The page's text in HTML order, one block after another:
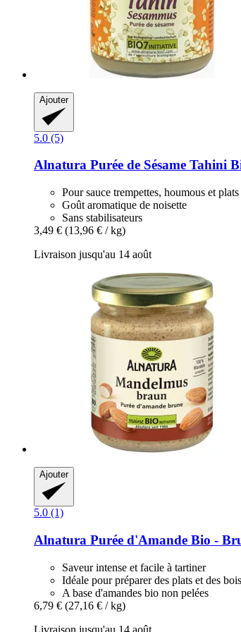
Ajouter
5.0 (5)
Alnatura Purée de Sésame Tahini
Pour sauce trempettes, houmous et plats
Goût aromatique de noisette
Sans stabilisateurs
3,49 € (13,96 € / kg)
Livraison jusqu'au 14 août
Ajouter
5.0 (1)
Alnatura Purée d'Amande Bio -​
Saveur intense et facile à tartiner
Idéale pour préparer des plats et des
A base d'amandes bio non pelées
6,79 € (27,16 € / kg)
Livraison jusqu'au 14 août